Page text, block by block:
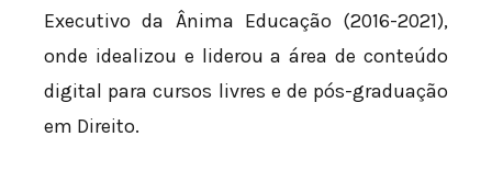
Executivo da Ânima Educação (2016-2021),
onde idealizou e liderou a área de conteúdo
digital para cursos livres e de pós-graduação
em Direito.